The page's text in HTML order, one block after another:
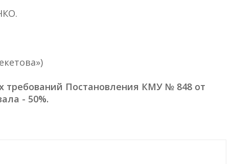
требований Постановления КМУ № 848 от
- 50%.